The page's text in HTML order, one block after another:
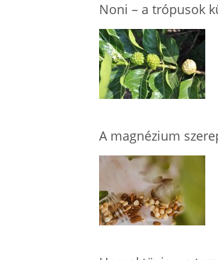
Noni – a trópusok
A magnézium